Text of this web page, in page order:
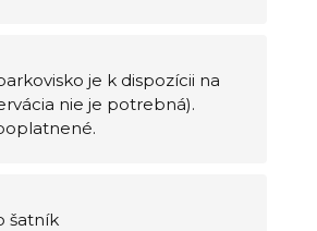
je k dispozícii na
nie je potrebná).
šatník